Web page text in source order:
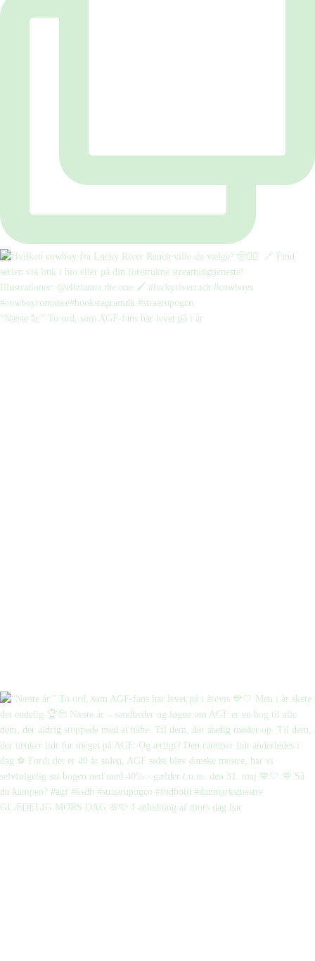
“Næste år.” To ord, som AGF-fans har levet på i år
GLÆDELIG MORS DAG 🌸🩷 I anledning af mors dag har